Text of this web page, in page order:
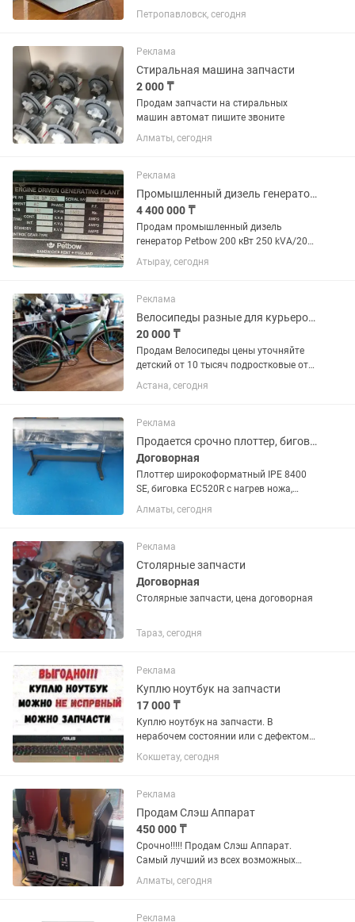
шлейф чинить надо, починили и не
помогло. В итоге, проблемы с памятью
Пару коцок на...
Петропавловск, сегодня
Реклама
Стиральная машина запчасти
2 000 ₸
Продам запчасти на стиральных
машин автомат пишите звоните
Алматы, сегодня
Реклама
Промышленный дизель генератор Petbow 200кВт
4 400 000 ₸
Продам промышленный дизель
генератор Petbow 200 кВт 250 kVA/200
kW Двигатель Cummins 380V 50Hz
Наработка 3165 м ч Шумозащитный
Топливный бак 220 л Англия 1994...
Атырау, сегодня
Реклама
Велосипеды разные для курьеров для прогулок и,т,д
20 000 ₸
Продам Велосипеды цены уточняйте
детский от 10 тысяч подростковые от
25 тысяч и взрослые от 30 тысяч и
выше бу и новые в хорошем рабочем
велосипедов Самокатов конков...
Астана, сегодня
Реклама
Продается срочно плоттер, биговки, брошюровщики
Договорная
Плоттер широкоформатный IPE 8400
SE, биговка EC520R с нагрев ножа,
биговка авто СМ330, брощировщики:
RENZ Eco360 с шагом 2:1и WIRE/GO с
машина J500, запчасти для...
Алматы, сегодня
Реклама
Столярные запчасти
Договорная
Столярные запчасти, цена договорная
Тараз, сегодня
Реклама
Куплю ноутбук на запчасти
17 000 ₸
Куплю ноутбук на запчасти. В
нерабочем состоянии или с дефектом.
Новее 2010 года выпуска.
Кокшетау, сегодня
Реклама
Продам Слэш Аппарат
450 000 ₸
Срочно!!!!! Продам Слэш Аппарат.
Самый лучший из всех возможных
экземпляров Слэшей. Сезон только
начинался, окупаемся огромная.
комплект запчастей запасных, все...
Алматы, сегодня
Реклама